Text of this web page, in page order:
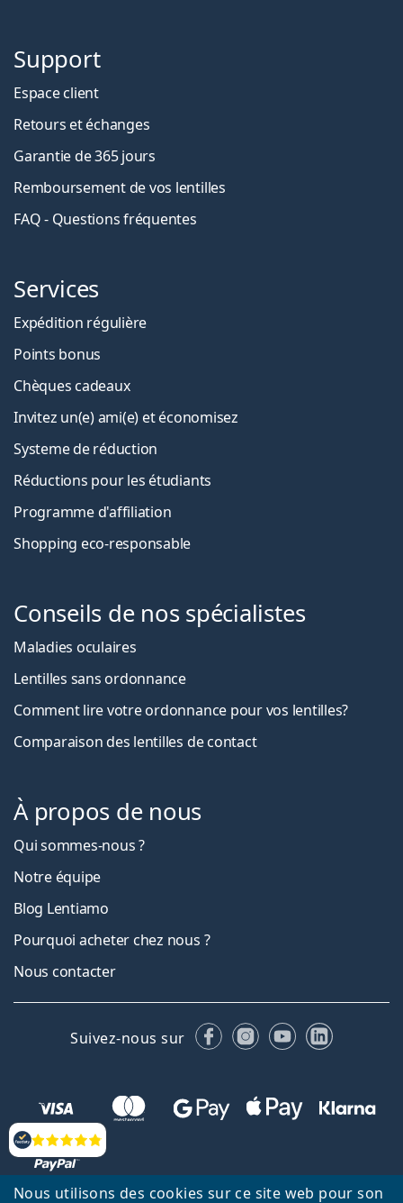
Nous utilisons des cookies sur ce site web pour son
Évaluation
Support
Espace client
Retours et échanges
Garantie de 365 jours
Remboursement de vos lentilles
FAQ - Questions fréquentes
Services
Expédition régulière
Points bonus
Chèques cadeaux
Invitez un(e) ami(e) et économisez
Systeme de réduction
Réductions pour les étudiants
Programme d'affiliation
Shopping eco-responsable
Conseils de nos spécialistes
Maladies oculaires
Lentilles sans ordonnance
Comment lire votre ordonnance pour vos lentilles?
Comparaison des lentilles de contact
À propos de nous
Qui sommes-nous ?
Notre équipe
Blog Lentiamo
Pourquoi acheter chez nous ?
Nous contacter
Suivez-nous sur FacebookInstagram
YouTubeLinkedIn